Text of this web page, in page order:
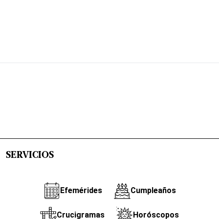
SERVICIOS
Efemérides Cumpleaños
Crucigramas Horóscopos